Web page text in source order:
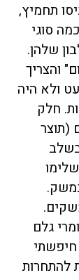
תחמיץ,
סוגי
שלהן.
והצריך
ולא היה
חלק
(תוצר
למשקים.
גלם
חיפשתי
להתחרות